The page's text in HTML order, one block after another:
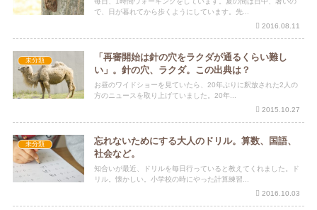
で、日が暮れてから歩くようにしています。先...
2016.08.11
未分類
「再審開始は針の穴をラクダが通るくらい難し
い」。針の穴、ラクダ。この出典は？
お昼のワイドショーを見ていたら、20年ぶりに釈放された2人の
方のニュースを取り上げていました。20年...
2015.10.27
未分類
忘れないためにする大人のドリル。算数、国語、
社会など。
知合いが最近、ドリルを毎日行っていると教えてくれました。ド
リル。懐かしい。小学校の時にやった計算練習...
2016.10.03